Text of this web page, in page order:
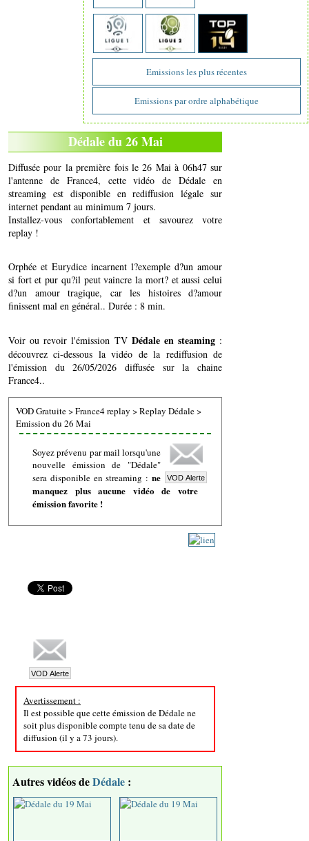
Emissions les plus récentes
Emissions par ordre alphabétique
Dédale du 26 Mai
Diffusée pour la première fois le 26 Mai à 06h47 sur
l'antenne de France4, cette vidéo de Dédale en
streaming est disponible en rediffusion légale sur
internet pendant au minimum 7 jours.
Installez-vous confortablement et savourez votre
replay !
Orphée et Eurydice incarnent l?exemple d?un amour
si fort et pur qu?il peut vaincre la mort? et aussi celui
d?un amour tragique, car les histoires d?amour
finissent mal en général.. Durée : 8 min.
Voir ou revoir l'émission TV Dédale en steaming:
découvrez ci-dessous la vidéo de la rediffusion de
l'émission du 26/05/2026 diffusée sur la chaine
France4..
VOD Gratuite>France4 replay >Replay Dédale>
Emission du 26 Mai
Soyez prévenu par mail lorsqu'une
nouvelle émission de "Dédale"
sera disponible en streaming : ne
manquez plus aucune vidéo de votre
émission favorite !
Avertissement :
Il est possible que cette émission de Dédale ne
soit plus disponible compte tenu de sa date de
diffusion (il y a 73 jours).
Autres vidéos deDédale :